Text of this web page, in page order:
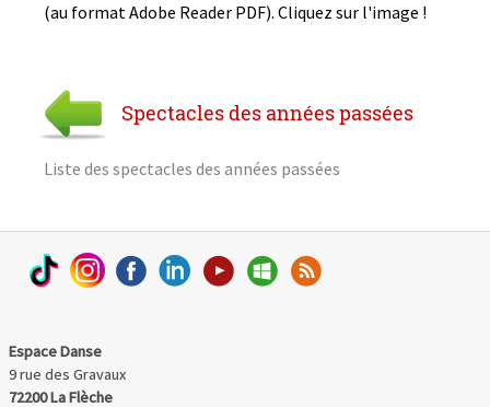
(au format Adobe Reader PDF). Cliquez sur l'image !
Spectacles des années passées
Liste des spectacles des années passées
Espace Danse
9 rue des Gravaux
72200 La Flèche